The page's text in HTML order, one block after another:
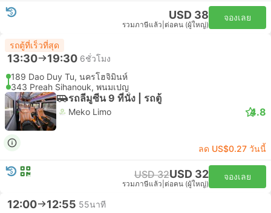
USD 38
รวมภาษีแล้ว ต่อคน (ผู้ใหญ่)
จองเลย
รถตู้ที่เร็วที่สุด
13:30 19:30 6ชั่วโมง
189 Dao Duy Tu, นครโฮจิมินห์
343 Preah Sihanouk, พนมเปญ
รถลีมูซีน 9 ที่นั่ง | รถตู้
Meko Limo 4.8
ลด US$0.27 วันนี้
USD 32USD 32
รวมภาษีแล้ว ต่อคน (ผู้ใหญ่)
จองเลย
12:00 12:55 55นาที